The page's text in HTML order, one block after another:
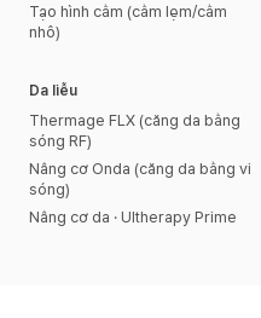
Tạo hình cằm (cằm lẹm/cằm
nhô)
Da liễu
Thermage FLX (căng da bằng
sóng RF)
Nâng cơ Onda (căng da bằng vi
sóng)
Nâng cơ da · Ultherapy Prime